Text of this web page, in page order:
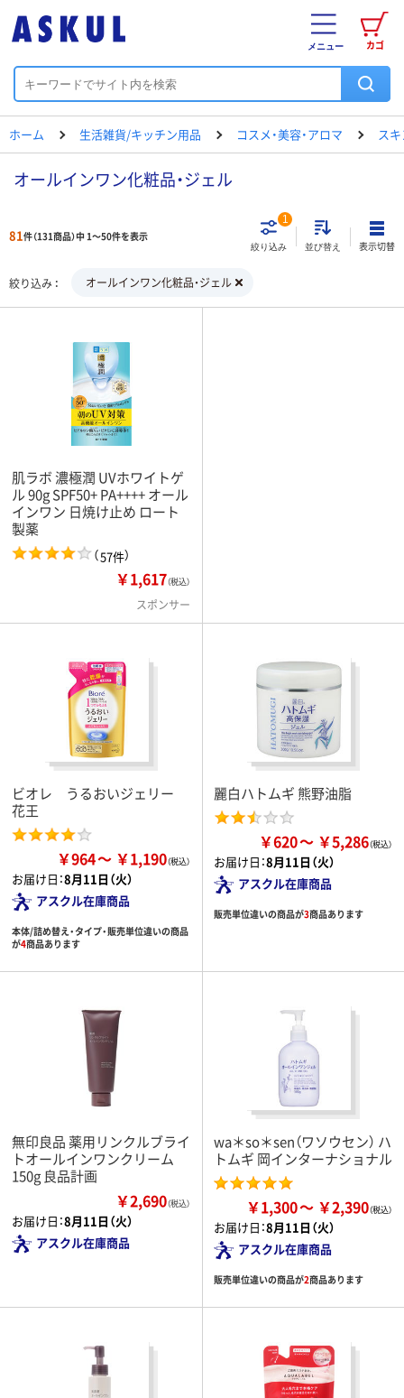
カゴ
メニュー
ホーム 生活雑貨/キッチン用品 コスメ・美容・アロマ ス
オールインワン化粧品・ジェル
81件（131商品）中 1～50件を表示
絞り込み
1
並び替え 表示切替
絞り込み オールインワン化粧品・ジェル
肌ラボ 濃極潤 UVホワイトゲ
ル 90g SPF50+ PA++++ オール
インワン 日焼け止め ロート
製薬
（57件）
￥1,617（税込）
スポンサー
ビオレ うるおいジェリー
花王
￥964 ￥1,190
お届け日：8月11日（火）
アスクル在庫商品
本体/詰め替え・タイプ・販売単位違いの商品
が4商品あります
麗白ハトムギ 熊野油脂
￥620 ￥5,286
お届け日：8月11日（火）
アスクル在庫商品
販売単位違いの商品が3商品あります
無印良品 薬用リンクルブライ
トオールインワンクリーム
150g 良品計画
￥2,690（税込）
お届け日：8月11日（火）
アスクル在庫商品
wa＊so＊sen（ワソウセン） ハ
トムギ 岡インターナショナル
￥1,300 ￥2,390
お届け日：8月11日（火）
アスクル在庫商品
販売単位違いの商品が2商品あります